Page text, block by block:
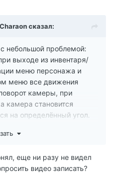
Charaonсказал:
небольшой проблемой:
выходе из инвентаря/
меню персонажа и
меню все движения
камеры, при
камера становится
на определённый угол.
произойдёт. Вроде бы и
опцию "Grab cursor",
еще ни разу не видел
видео записать?